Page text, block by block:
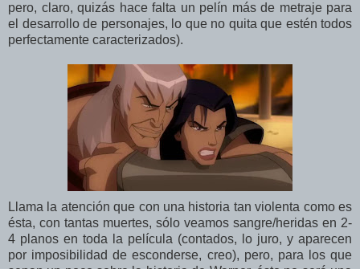
pero, claro, quizás hace falta un pelín más de metraje para
el desarrollo de personajes, lo que no quita que estén todos
perfectamente caracterizados).
Llama la atención que con una historia tan violenta como es
ésta, con tantas muertes, sólo veamos sangre/heridas en 2-
4 planos en toda la película (contados, lo juro, y aparecen
por imposibilidad de esconderse, creo), pero, para los que